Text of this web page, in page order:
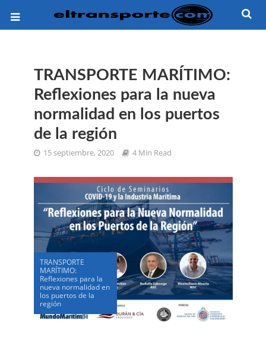
TRANSPORTE MARÍTIMO:
Reflexiones para la nueva
normalidad en los puertos
de la región
15 septiembre, 2020 4 Min Read
TRANSPORTE
MARÍTIMO:
Reflexiones para la
nueva normalidad en
los puertos de la
región